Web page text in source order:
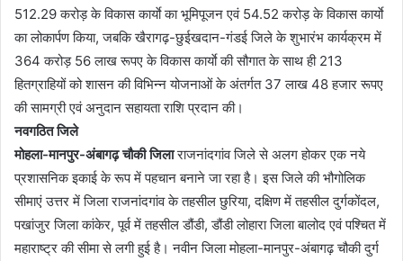
512.29 करोड़ के विकास कार्याे का भूमिपूजन एवं 54.52 करोड़ के विकास कार्याे
का लोकार्पण किया, जबकि खैरागढ़-छुईखदान-गंडई जिले के शुभारंभ कार्यक्रम में
364 करोड़ 56 लाख रूपए के विकास कार्याे की सौगात के साथ ही 213
हितग्राहियों को शासन की विभिन्न योजनाओं के अंतर्गत 37 लाख 48 हजार रूपए
की सामग्री एवं अनुदान सहायता राशि प्रदान की।
नवगठित जिले
मोहला-मानपुर-अंबागढ़ चौकी जिलाराजनांदगांव जिले से अलग होकर एक नये
प्रशासनिक इकाई के रूप में पहचान बनाने जा रहा है। इस जिले की भौगोलिक
सीमाएं उत्तर में जिला राजनांदगांव के तहसील छुरिया, दक्षिण में तहसील दुर्गकोंदल,
पखांजुर जिला कांकेर, पूर्व में तहसील डौंडी, डौंडी लोहारा जिला बालोद एवं पश्चित में
महाराष्ट्र की सीमा से लगी हुई है। नवीन जिला मोहला-मानपुर-अंबागढ़ चौकी दुर्ग